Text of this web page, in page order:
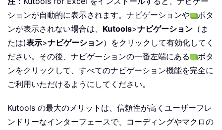
ションが自動的に表示されます。ナビゲーションや
ボタ
ンが表示されない場合は、 Kutools>ナビゲーション （ま
たは)表示>ナビゲーション）をクリックして有効化してく
ださい。その後、ナビゲーションの一番左端にある
ボタ
ンをクリックして、すべてのナビゲーション機能を完全に
ご利用いただけるようにしてください。
Kutools の最大のメリットは、信頼性が高くユーザーフレ
ンドリーなインターフェースで、コーディングやマクロの